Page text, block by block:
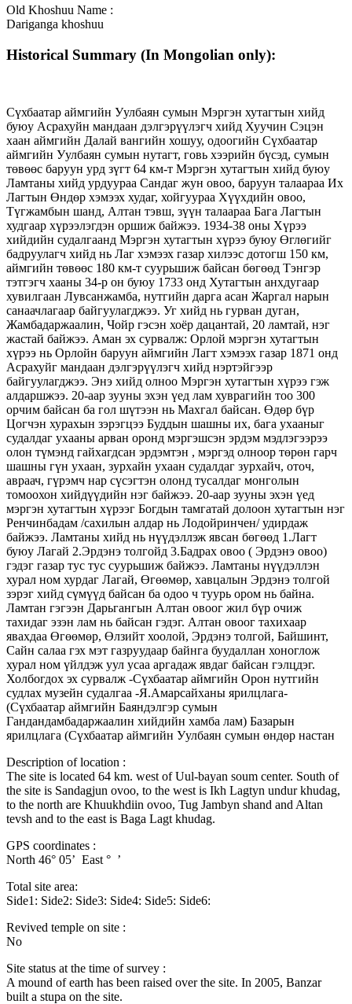
Old Khoshuu Name :
Dariganga khoshuu
Historical Summary (In Mongolian only):
Сүхбаатар аймгийн Уулбаян сумын Мэргэн хутагтын хийд
буюу Асрахуйн мандаан дэлгэрүүлэгч хийд Хуучин Сэцэн
хаан аймгийн Далай вангийн хошуу, одоогийн Сүхбаатар
аймгийн Уулбаян сумын нутагт, говь хээрийн бүсэд, сумын
төвөөс баруун урд зүгт 64 км-т Мэргэн хутагтын хийд буюу
Ламтаны хийд урдуураа Сандаг жун овоо, баруун талаараа Их
Лагтын Өндөр хэмээх худаг, хойгуураа Хүүхдийн овоо,
Түгжамбын шанд, Алтан тэвш, зүүн талаараа Бага Лагтын
худгаар хүрээлэгдэн оршиж байжээ. 1934-38 оны Хүрээ
хийдийн судалгаанд Мэргэн хутагтын хүрээ буюу Өглөгийг
бадруулагч хийд нь Лаг хэмээх газар хилээс дотогш 150 км,
аймгийн төвөөс 180 км-т суурьшиж байсан бөгөөд Тэнгэр
тэтгэгч хааны 34-р он буюу 1733 онд Хутагтын анхдугаар
хувилгаан Лувсанжамба, нутгийн дарга асан Жаргал нарын
санаачлагаар байгуулагджээ. Уг хийд нь гурван дуган,
Жамбадаржаалин, Чойр гэсэн хоёр дацантай, 20 ламтай, нэг
жастай байжээ. Аман эх сурвалж: Орлой мэргэн хутагтын
хүрээ нь Орлойн баруун аймгийн Лагт хэмээх газар 1871 онд
Асрахуйг мандаан дэлгэрүүлэгч хийд нэртэйгээр
байгуулагджээ. Энэ хийд олноо Мэргэн хутагтын хүрээ гэж
алдаршжээ. 20-аар зууны эхэн үед лам хуврагийн тоо 300
орчим байсан ба гол шүтээн нь Махгал байсан. Өдөр бүр
Цогчэн хурахын зэрэгцээ Буддын шашны их, бага ухааныг
судалдаг ухааны арван оронд мэргэшсэн эрдэм мэдлэгээрээ
олон түмэнд гайхагдсан эрдэмтэн , мэргэд олноор төрөн гарч
шашны гүн ухаан, зурхайн ухаан судалдаг зурхайч, оточ,
авраач, гүрэмч нар сүсэгтэн олонд тусалдаг монголын
томоохон хийдүүдийн нэг байжээ. 20-аар зууны эхэн үед
мэргэн хутагтын хүрээг Богдын тамгатай долоон хутагтын нэг
Ренчинбадам /сахилын алдар нь Лодойринчен/ удирдаж
байжээ. Ламтаны хийд нь нүүдэллэж явсан бөгөөд 1.Лагт
буюу Лагай 2.Эрдэнэ толгойд 3.Бадрах овоо ( Эрдэнэ овоо)
гэдэг газар тус тус суурьшиж байжээ. Ламтаны нүүдэллэн
хурал ном хурдаг Лагай, Өгөөмөр, хавцалын Эрдэнэ толгой
зэрэг хийд сүмүүд байсан ба одоо ч туурь ором нь байна.
Ламтан гэгээн Дарьгангын Алтан овоог жил бүр очиж
тахидаг эзэн лам нь байсан гэдэг. Алтан овоог тахихаар
явахдаа Өгөөмөр, Өлзийт хоолой, Эрдэнэ толгой, Байшинт,
Сайн салаа гэх мэт газруудаар байнга буудаллан хоноглож
хурал ном үйлдэж уул усаа аргадаж явдаг байсан гэлцдэг.
Холбогдох эх сурвалж -Сүхбаатар аймгийн Орон нутгийн
судлах музейн судалгаа -Я.Амарсайханы ярилцлага-
(Сүхбаатар аймгийн Баяндэлгэр сумын
Гандандамбадаржаалин хийдийн хамба лам) Базарын
ярилцлага (Сүхбаатар аймгийн Уулбаян сумын өндөр настан
Description of location :
The site is located 64 km. west of Uul-bayan soum center. South of
the site is Sandagjun ovoo, to the west is Ikh Lagtyn undur khudag,
to the north are Khuukhdiin ovoo, Tug Jambyn shand and Altan
tevsh and to the east is Baga Lagt khudag.
GPS coordinates :
North 46° 05’ East ° ’
Total site area:
Side1: Side2: Side3: Side4: Side5: Side6:
Revived temple on site :
No
Site status at the time of survey :
A mound of earth has been raised over the site. In 2005, Banzar
built a stupa on the site.